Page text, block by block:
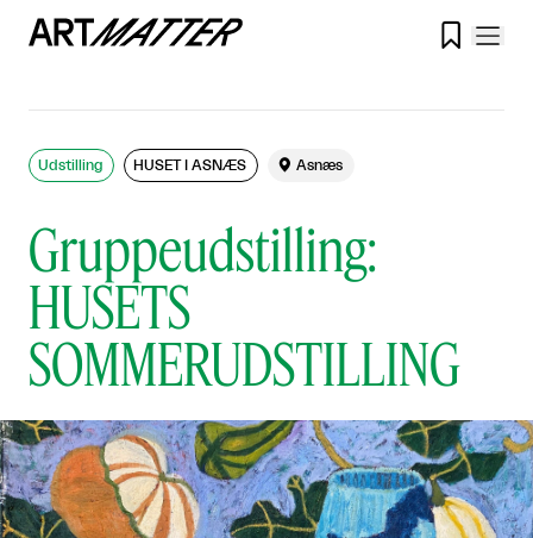

Gruppeudstilling:
HUSETS
SOMMERUDSTILLING
Udstilling HUSET I ASNÆS  Asnæs